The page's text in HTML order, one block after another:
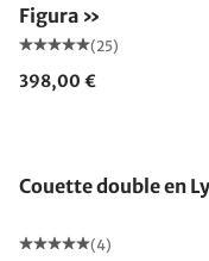
Figura »
(25)
398,00 €
Couette double en
(4)